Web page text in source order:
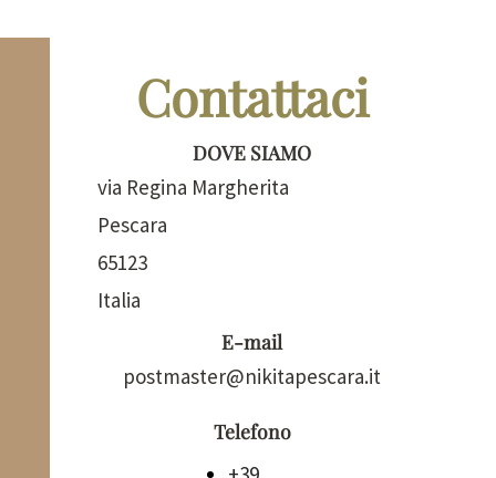
Contattaci
DOVE SIAMO
E-mail
Telefono
via Regina Margherita
Pescara
65123
Italia
postmaster@nikitapescara.it